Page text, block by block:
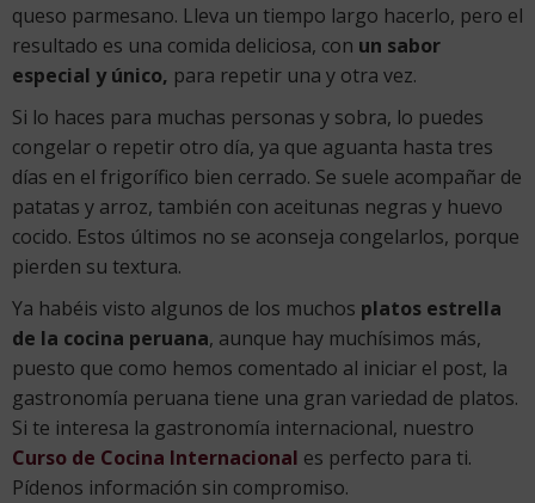
queso parmesano. Lleva un tiempo largo hacerlo, pero el
resultado es una comida deliciosa, con un sabor
especial y único, para repetir una y otra vez.
Si lo haces para muchas personas y sobra, lo puedes
congelar o repetir otro día, ya que aguanta hasta tres
días en el frigorífico bien cerrado. Se suele acompañar de
patatas y arroz, también con aceitunas negras y huevo
cocido. Estos últimos no se aconseja congelarlos, porque
pierden su textura.
Ya habéis visto algunos de los muchos platos estrella
de la cocina peruana, aunque hay muchísimos más,
puesto que como hemos comentado al iniciar el post, la
gastronomía peruana tiene una gran variedad de platos.
Si te interesa la gastronomía internacional, nuestro
Curso de Cocina Internacional es perfecto para ti.
Pídenos información sin compromiso.